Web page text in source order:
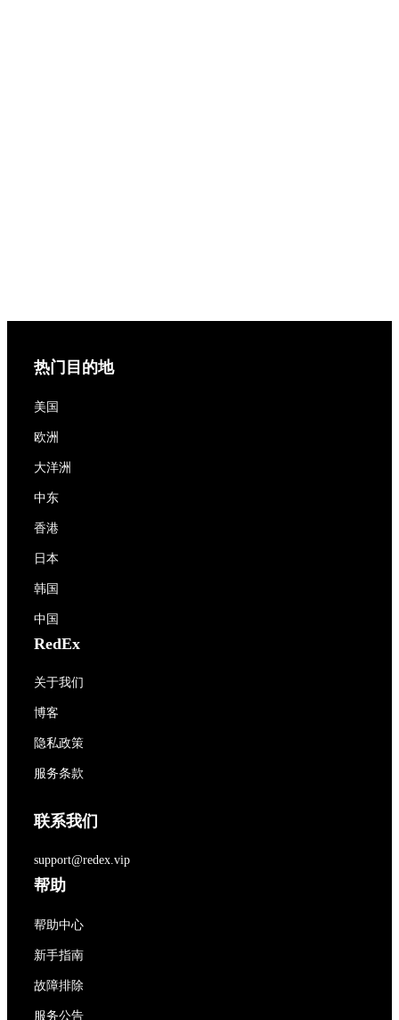
热门目的地
美国
欧洲
大洋洲
中东
香港
日本
韩国
中国
RedEx
关于我们
博客
隐私政策
服务条款
联系我们
support@redex.vip
帮助
帮助中心
新手指南
故障排除
服务公告